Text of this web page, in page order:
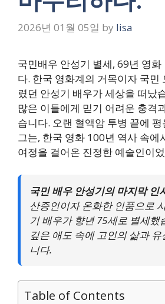
2026년 01월 05일 by lisa
국민배우 안성기 별세, 69년 영
다. 한국 영화계의 거목이자 국민
렸던 안성기 배우가 세상을 떠났
많은 이들에게 믿기 어려운 충격
습니다. 오랜 혈액암 투병 끝에
그는, 한국 영화 100년 역사 속에
여정을 걸어온 진정한 예술인이
국민 배우 안성기의 마지막 인
산증인이자 온화한 인품으로
기 배우가 향년 75세로 별세했
깊은 애도 속에 고인의 삶과
니다.
Table of Contents